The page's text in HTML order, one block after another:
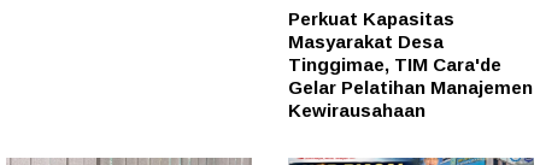
Perkuat Kapasitas
Masyarakat Desa
Tinggimae, TIM Cara'de
Gelar Pelatihan Manajemen
Kewirausahaan